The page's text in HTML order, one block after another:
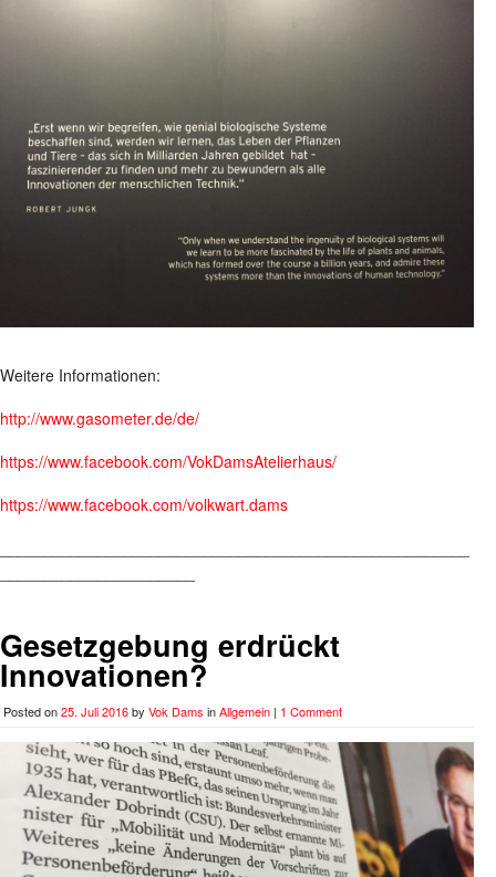
Weitere Informationen:
http://www.gasometer.de/de/
https://www.facebook.com/VokDamsAtelierhaus/
https://www.facebook.com/volkwart.dams
Gesetzgebung erdrückt
Innovationen?
Posted on25. Juli 2016by Vok Dams inAllgemein | 1 Comment